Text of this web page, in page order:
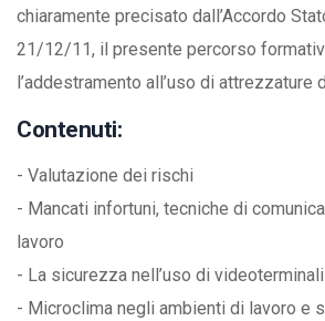
chiaramente precisato dall’Accordo
21/12/11, il presente percorso
l’addestramento all’uso di attrezzature
Contenuti:
- Valutazione dei rischi
- Mancati infortuni, tecniche di
lavoro
- La sicurezza nell’uso di videoterminali
- Microclima negli ambienti di lavoro e